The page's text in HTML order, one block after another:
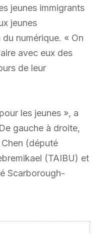
jeunes immigrants
jeunes
numérique. « On
avec eux des
de leur
les jeunes », a
gauche à droite,
(député
(TAIBU) et
Scarborough-